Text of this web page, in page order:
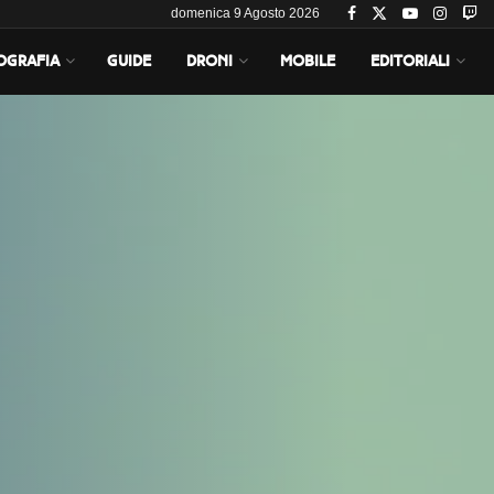
domenica 9 Agosto 2026
GUIDE DRONI MOBILE EDITORIALI